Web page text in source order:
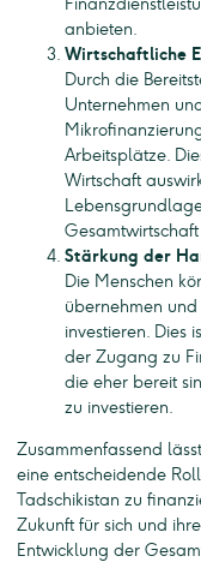
anbieten.
Wirtschaftliche
Durch die
Unternehmen
Arbeitsplätze.
Wirtschaft
Stärkung der
Die Menschen
übernehmen
investieren. Dies
der Zugang zu
die eher bereit
zu investieren.
Zusammenfassend
eine entscheidende
Tadschikistan zu
Zukunft für sich und
Entwicklung der